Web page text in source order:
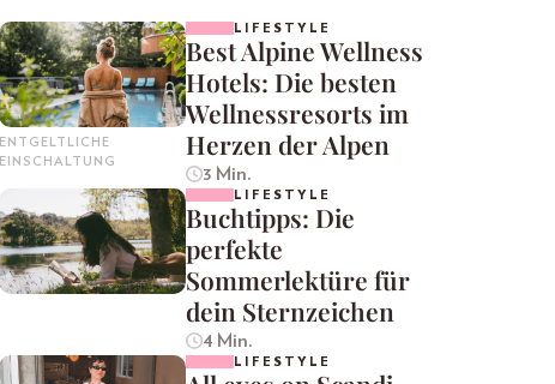
ENTGELTLICHE
EINSCHALTUNG
LIFESTYLE
Best Alpine Wellness
Hotels: Die besten
Wellnessresorts im
Herzen der Alpen
3 Min.
LIFESTYLE
Buchtipps: Die
perfekte
Sommerlektüre für
dein Sternzeichen
4 Min.
LIFESTYLE